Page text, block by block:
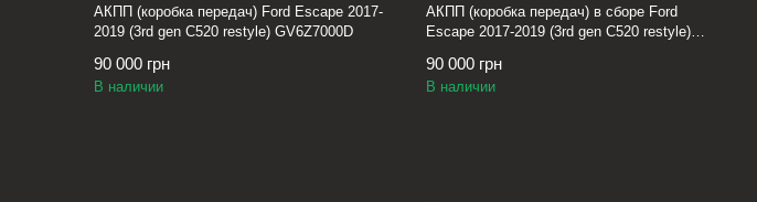
АКПП (коробка передач) Ford Escape 2017-
2019 (3rd gen C520 restyle) GV6Z7000D
90 000 грн
В наличии
АКПП (коробка передач) в сборе Ford
Escape 2017-2019 (3rd gen C520 restyle)
90 000 грн
В наличии